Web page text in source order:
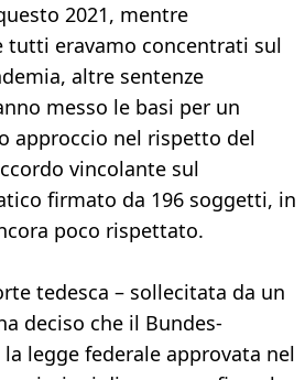
2021, mentre
tutti eravamo concentrati sul
altre sentenze
messo le basi per un
approccio nel rispetto del
vincolante sul
firmato da 196 soggetti, in
poco rispettato.
tedesca – sollecitata da un
deciso che il Bundes-
legge federale approvata nel